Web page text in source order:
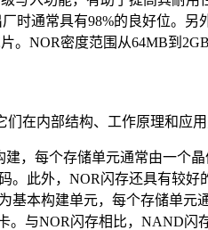
时通常具有98%的良好位。另
。NOR密度范围从64MB到
在内部结构、工作原理和应用
，每个存储单元通常由一个
此外，NOR闪存还具有较
本构建单元，每个存储单
。与NOR闪存相比，NAND